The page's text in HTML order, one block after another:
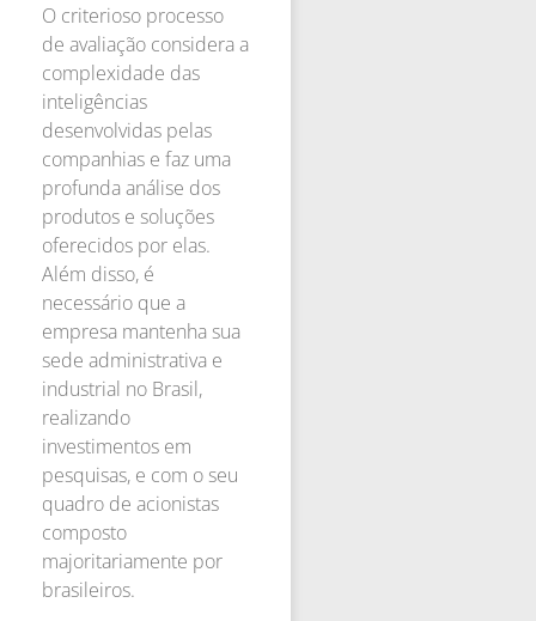
O criterioso processo
de avaliação considera a
complexidade das
inteligências
desenvolvidas pelas
companhias e faz uma
profunda análise dos
produtos e soluções
oferecidos por elas.
Além disso, é
necessário que a
empresa mantenha sua
sede administrativa e
industrial no Brasil,
realizando
investimentos em
pesquisas, e com o seu
quadro de acionistas
composto
majoritariamente por
brasileiros.